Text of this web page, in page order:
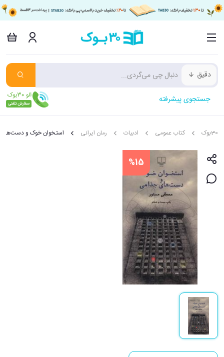
دقیق
جستجوی پیشرفته
30بوک کتاب عمومی ادبیات رمان ایرانی استخوان خوک و
%15